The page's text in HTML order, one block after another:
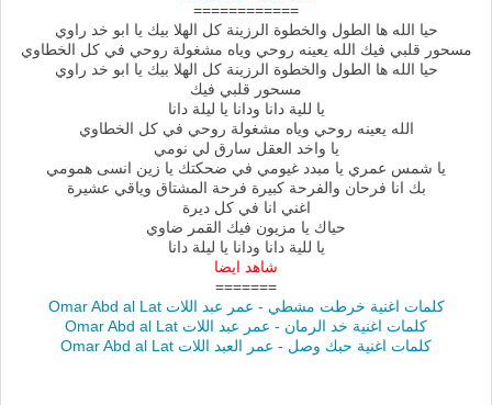
============
حيا الله ها الطول والخطوة الرزينة كل الهلا بيك يا ابو خد راوي
مسحور قلبي فيك الله يعينه روحي وياه مشغولة روحي في كل الخطاوي
حيا الله ها الطول والخطوة الرزينة كل الهلا بيك يا ابو خد راوي
مسحور قلبي فيك
يا للية دانا ودانا يا ليلة دانا
الله يعينه روحي وياه مشغولة روحي في كل الخطاوي
يا واخد العقل سارق لي نومي
يا شمس عمري يا مبدد غيومي في ضحكتك يا زين انسى همومي
بك انا فرحان والفرحة كبيرة فرحة المشتاق وياقي عشيرة
اغني انا في كل ديرة
حياك يا مزيون فيك القمر ضاوي
يا للية دانا ودانا يا ليلة دانا
شاهد ايضا
=======
كلمات اغنية خرطت مشطي - عمر عبد اللات Omar Abd al Lat
كلمات اغنية خد الرمان - عمر عبد اللات Omar Abd al Lat
كلمات اغنية حبك وصل - عمر العبد اللات Omar Abd al Lat